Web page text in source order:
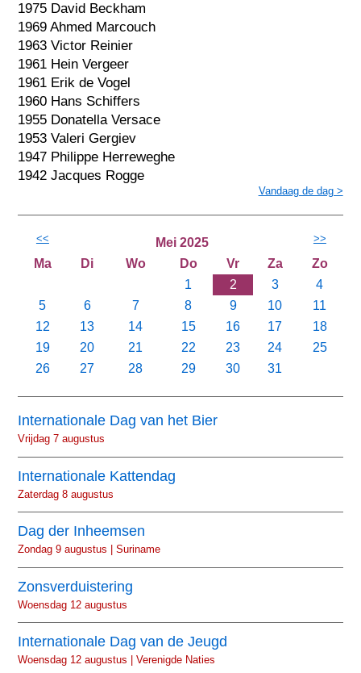
1975 David Beckham
1969 Ahmed Marcouch
1963 Victor Reinier
1961 Hein Vergeer
1961 Erik de Vogel
1960 Hans Schiffers
1955 Donatella Versace
1953 Valeri Gergiev
1947 Philippe Herreweghe
1942 Jacques Rogge
Vandaag de dag >
<< Mei 2025 >>
Ma Di Wo Do Vr Za
Zo
1
2 3
4
5
6 7 8 9 10
11
12
13 14 15 16 17
18
19
20 21 22 23 24
25
26
27 28 29 30 31
Internationale Dag van het Bier
Vrijdag 7 augustus
Internationale Kattendag
Zaterdag 8 augustus
Dag der Inheemsen
Zondag 9 augustus | Suriname
Zonsverduistering
Woensdag 12 augustus
Internationale Dag van de Jeugd
Woensdag 12 augustus | Verenigde Naties